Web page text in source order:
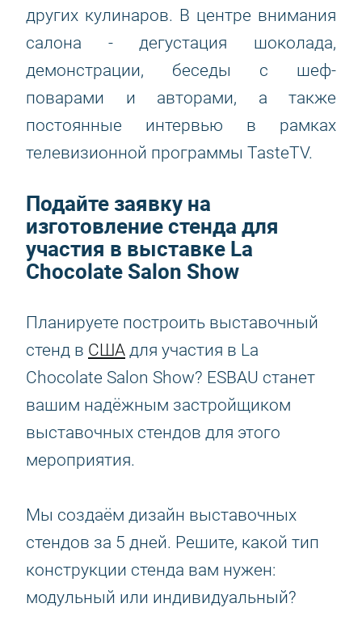
других кулинаров. В центре внимания
салона - дегустация шоколада,
демонстрации, беседы с шеф-
поварами и авторами, а также
постоянные интервью в рамках
телевизионной программы TasteTV.
Подайте заявку на
изготовление стенда для
участия в выставке La
Chocolate Salon Show
Планируете построить выставочный
стенд в США для участия в La
Chocolate Salon Show? ESBAU станет
вашим надёжным застройщиком
выставочных стендов для этого
мероприятия.
Мы создаём дизайн выставочных
стендов за 5 дней. Решите, какой тип
конструкции стенда вам нужен:
модульный или индивидуальный?